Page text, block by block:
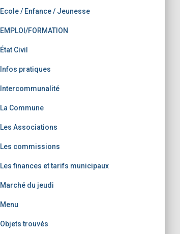
Ecole / Enfance / Jeunesse
EMPLOI/FORMATION
État Civil
Infos pratiques
Intercommunalité
La Commune
Les Associations
Les commissions
Les finances et tarifs municipaux
Marché du jeudi
Menu
Objets trouvés